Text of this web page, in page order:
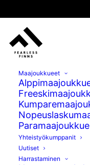
Maajoukkueet
Paramaajoukkue
Yhteistyökumppanit
Uutiset
Harrastaminen
Sallan
vauhdillaan